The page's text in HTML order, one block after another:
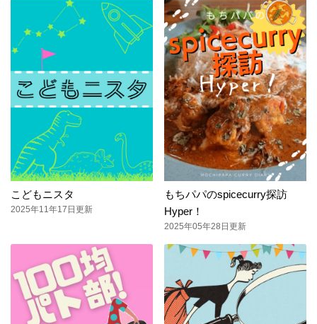
こどもニスタ
2025年11年17日更新
もちパパのspicecurry探訪
Hyper！
2025年05年28日更新